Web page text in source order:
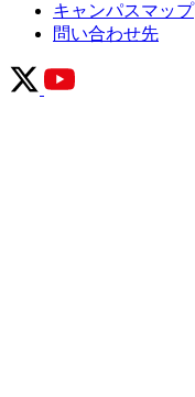
キャンパスマップ
問い合わせ先